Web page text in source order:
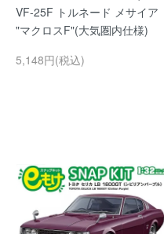
VF-25F トルネード メサイア
"マクロスF"(大気圏内仕様)
5,148円(税込)